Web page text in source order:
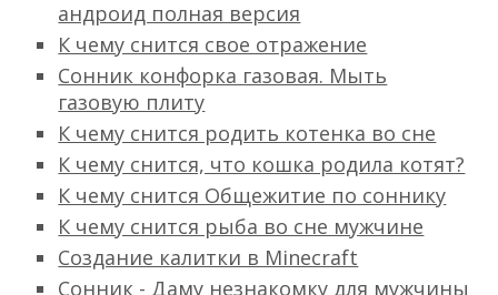
андроид полная версия
К чему снится свое отражение
Сонник конфорка газовая. Мыть
газовую плиту
К чему снится родить котенка во сне
К чему снится, что кошка родила котят?
К чему снится Общежитие по соннику
К чему снится рыба во сне мужчине
Создание калитки в Minecraft
Сонник - Даму незнакомку для мужчины